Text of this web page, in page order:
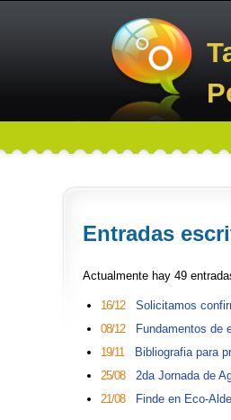
Entradas
Actualmente hay 49
16/12 Solicitamos
08/12
Fundamentos de
19/11
Bibliografia para
25/08
2da Jornada de
21/08
Finde en Eco-